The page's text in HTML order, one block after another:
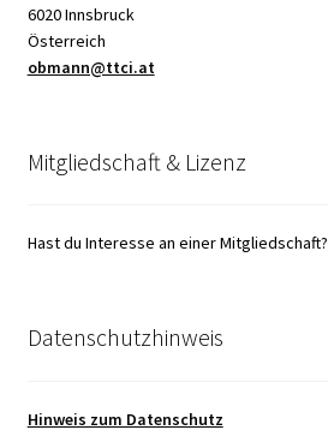
6020 Innsbruck
Österreich
obmann@ttci.at
Mitgliedschaft & Lizenz
Hast du Interesse an einer Mitgliedschaft?
Datenschutzhinweis
Hinweis zum Datenschutz